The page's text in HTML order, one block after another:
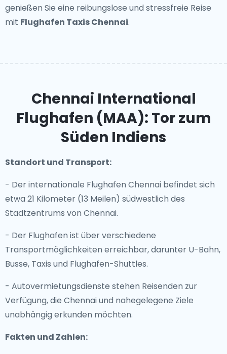
genießen Sie eine reibungslose und stressfreie Reise
mit Flughafen Taxis Chennai.
Chennai International
Flughafen (MAA): Tor zum
Süden Indiens
Standort und Transport:
- Der internationale Flughafen Chennai befindet sich
etwa 21 Kilometer (13 Meilen) südwestlich des
Stadtzentrums von Chennai.
- Der Flughafen ist über verschiedene
Transportmöglichkeiten erreichbar, darunter U-Bahn,
Busse, Taxis und Flughafen-Shuttles.
- Autovermietungsdienste stehen Reisenden zur
Verfügung, die Chennai und nahegelegene Ziele
unabhängig erkunden möchten.
Fakten und Zahlen: